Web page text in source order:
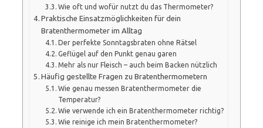
Wie oft und wofür nutzt du das Thermometer?
Praktische Einsatzmöglichkeiten für dein
Bratenthermometer im Alltag
Der perfekte Sonntagsbraten ohne Rätsel
Geflügel auf den Punkt genau garen
Mehr als nur Fleisch – auch beim Backen nützlich
Häufig gestellte Fragen zu Bratenthermometern
Wie genau messen Bratenthermometer die
Temperatur?
Wie verwende ich ein Bratenthermometer richtig?
Wie reinige ich mein Bratenthermometer?